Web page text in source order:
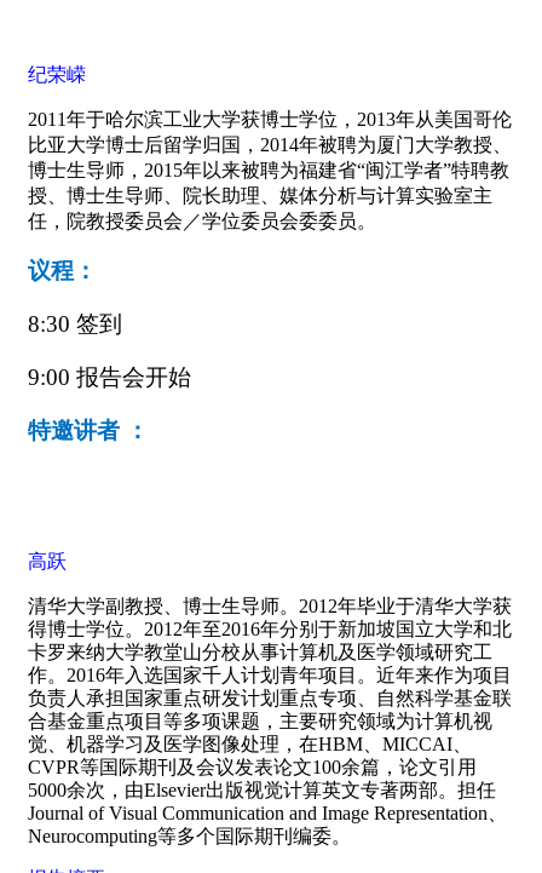
纪荣嵘
2011年于哈尔滨工业大学获博士学位， 2013年从美国哥伦
比亚大学博士后留学归国， 2014年被聘为厦门大学教授、
博士生导师， 2015年以来被聘为福建省“闽江学者”特聘教
授、博士生导师、院长助理、媒体分析与计算实验室主
任，院教授委员会／学位委员会委委员。
议程：
8:30 签到
9:00 报告会开始
特邀讲者 ：
高跃
清华大学副教授、博士生导师。 2012年毕业于清华大学获
得博士学位。 2012年至2016年分别于新加坡国立大学和北
卡罗来纳大学教堂山分校从事计算机及医学领域研究工
作。 2016年入选国家千人计划青年项目。近年来作为项目
负责人承担国家重点研发计划重点专项、自然科学基金联
合基金重点项目等多项课题，主要研究领域为计算机视
觉、机器学习及医学图像处理，在HBM MICCAI
CVPR等国际期刊及会议发表论文100余篇，论文引用
5000余次，由Elsevier出版视觉计算英文专著两部。担任
Journal of Visual Communication and Image Representation
Neurocomputing等多个国际期刊编委。